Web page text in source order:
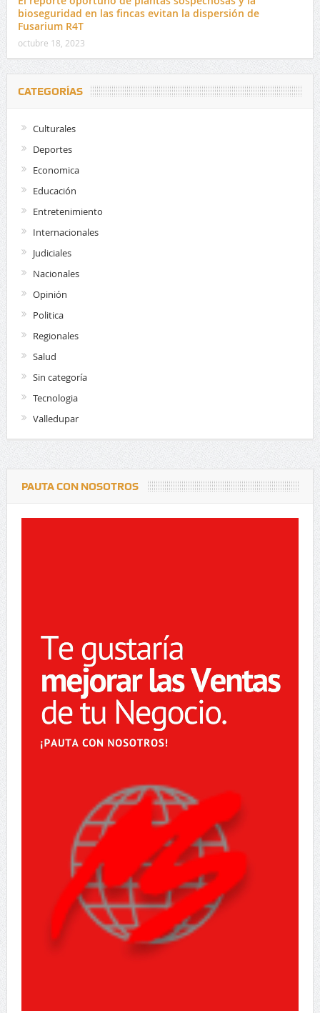
bioseguridad en las fincas evitan la dispersión de
Fusarium R4T
octubre 18, 2023
CATEGORÍAS
Culturales
Deportes
Economica
Educación
Entretenimiento
Internacionales
Judiciales
Nacionales
Opinión
Politica
Regionales
Salud
Sin categoría
Tecnologia
Valledupar
PAUTA CON NOSOTROS